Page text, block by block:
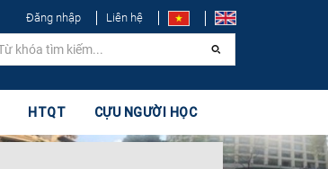
Đăng nhập Liên hệ
HTQT CỰU NGƯỜI HỌC